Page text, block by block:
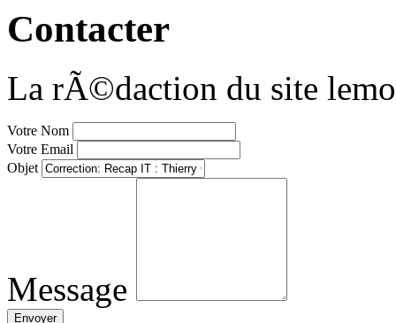
Contacter
La rÃ©daction du site
Votre Nom
Votre Email
Objet
Message